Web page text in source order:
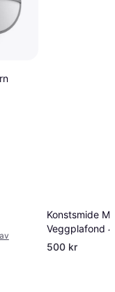
Konstsmide
Veggplafond
500 kr